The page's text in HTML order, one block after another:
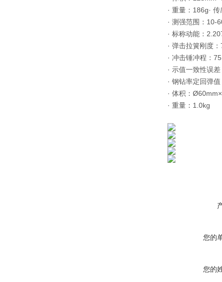
· 重量：186g·
· 测强范围：10-
· 标称动能：
· 弹击拉簧刚度
· 冲击锤冲程：
· 示值一致性误
· 钢钻率定回弹
· 体积：
· 重量：1.0kg
您的
您的